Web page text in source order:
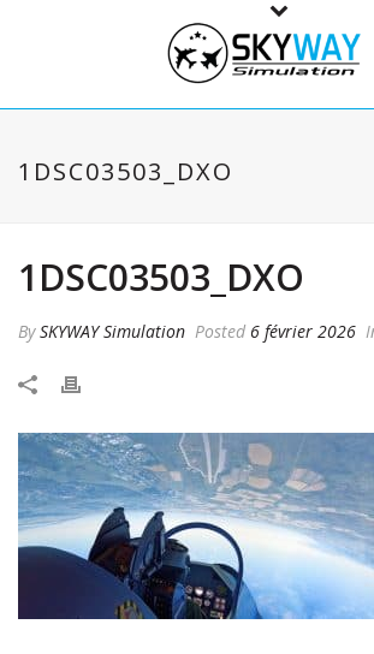
1DSC03503_DXO
1DSC03503_DXO
BySKYWAY Simulation Posted 6 février 2026